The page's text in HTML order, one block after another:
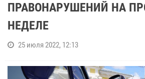
ПРАВОНАРУШЕНИЙ НА
НЕДЕЛЕ
25 июля 2022, 12:13